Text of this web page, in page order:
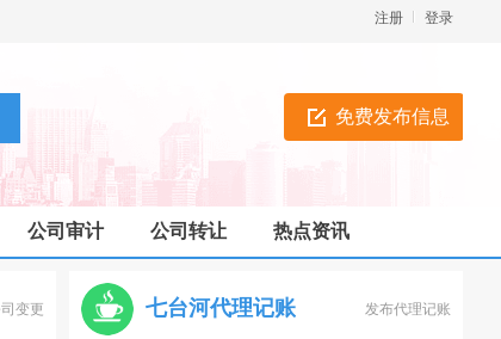
登录
注册
免费发布信息
公司审计 公司转让 热点资讯
变更 七台河代理记账 发布代理记账